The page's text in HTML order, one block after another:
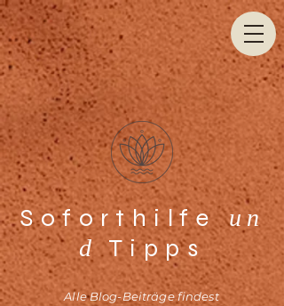
Soforthilfe un
d Tipps
Alle Blog-Beiträge findest